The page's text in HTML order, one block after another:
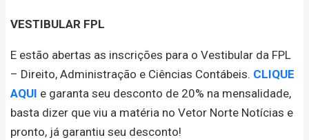
VESTIBULAR FPL
E estão abertas as inscrições para o Vestibular da FPL
– Direito, Administração e Ciências Contábeis. CLIQUE
AQUI e garanta seu desconto de 20% na mensalidade,
basta dizer que viu a matéria no Vetor Norte Notícias e
pronto, já garantiu seu desconto!